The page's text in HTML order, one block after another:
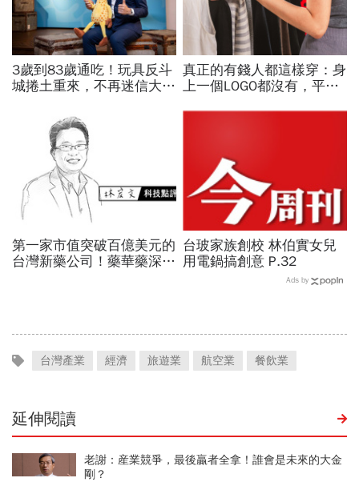
3歲到83歲通吃！玩具反斗
城捲土重來，不再迷信大店
潮玩公仔搶市
真正的有錢人都這樣穿：身
上一個LOGO都沒有，平凡
頂奢富豪的花錢智慧
第一家市值突破百億美元的
台灣新藥公司！藥華藥深耕
台玻家族創校 林伯實女兒
用電鍋搞創意 P.32
Ads by
台灣產業 經濟 旅遊業 航空業 餐飲業
延伸閱讀
老謝：産業競爭，最後贏者全拿！誰會是未來的大金
剛？